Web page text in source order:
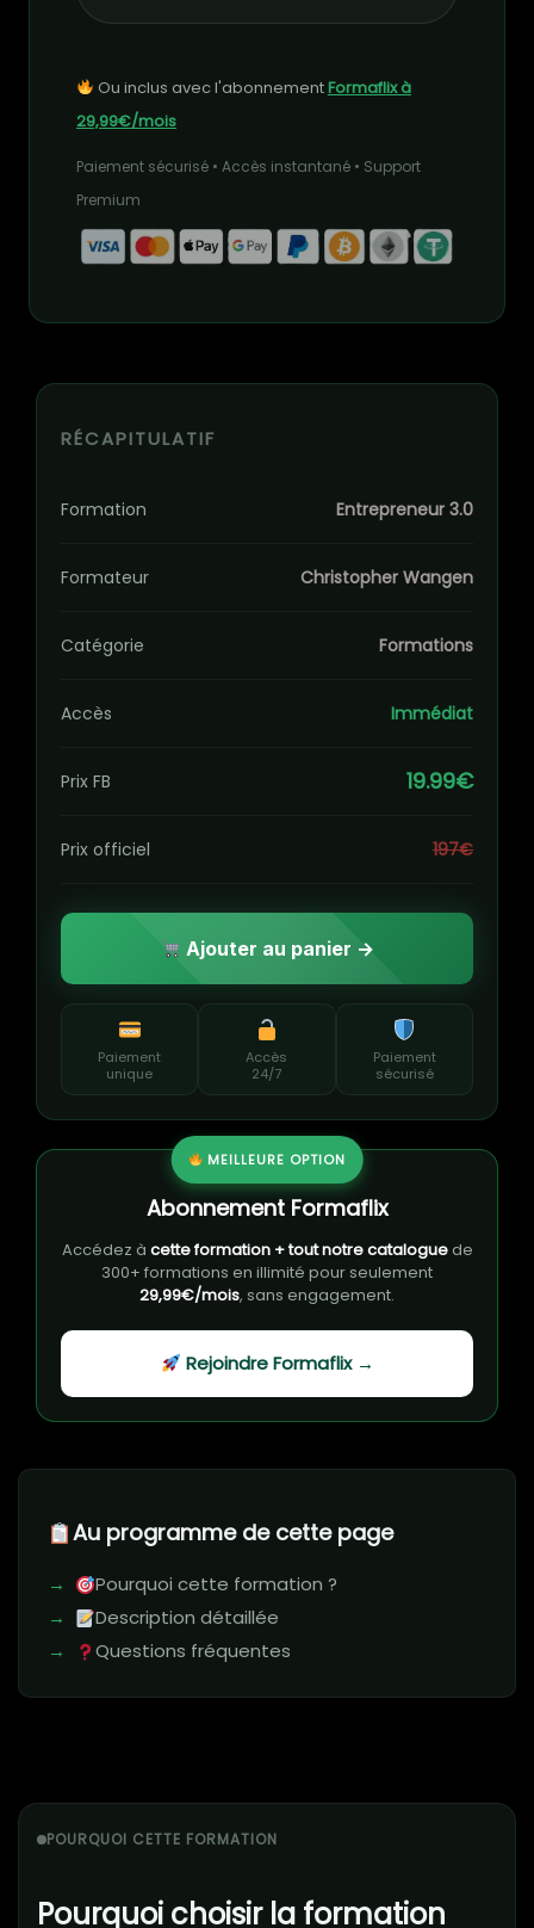
Ou inclus avec l'abonnementFormaflix à
29,99€/mois
Paiement sécurisé • Accès instantané • Support
Premium
Au programme de cette page
Pourquoi cette formation ?
Description détaillée
Questions fréquentes
POURQUOI CETTE FORMATION
Pourquoi choisir la formation
RÉCAPITULATIF
Formation Entrepreneur 3.0
Formateur Christopher Wangen
Catégorie Formations
Accès Immédiat
Prix FB 19.99€
Prix officiel 197€
Ajouter au panier →
Paiement
unique
Accès
24/7
Paiement
sécurisé
MEILLEURE OPTION
Abonnement Formaflix
Accédez à cette formation + tout notre cataloguede
300+ formations en illimité pour seulement
29,99€/mois, sans engagement.
Rejoindre Formaflix →